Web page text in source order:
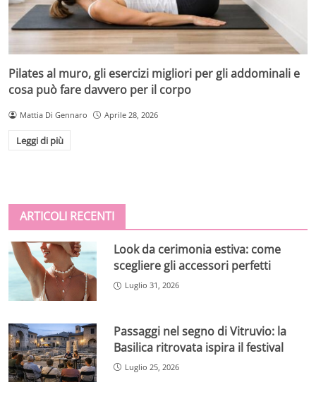
Pilates al muro, gli esercizi migliori per gli addominali e
cosa può fare davvero per il corpo
Mattia Di Gennaro Aprile 28, 2026
Leggi di più
ARTICOLI RECENTI
Look da cerimonia estiva: come
scegliere gli accessori perfetti
Luglio 31, 2026
Passaggi nel segno di Vitruvio: la
Basilica ritrovata ispira il festival
Luglio 25, 2026